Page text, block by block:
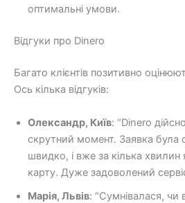
оптимальні умови.
Відгуки про Dinero
Багато клієнтів позитивно
Ось кілька відгуків:
Олександр, Київ: “Dinero
скрутний момент. Заявка була
швидко, і вже за кілька
карту. Дуже задоволений
Марія, Львів: “Сумнівалася, чи